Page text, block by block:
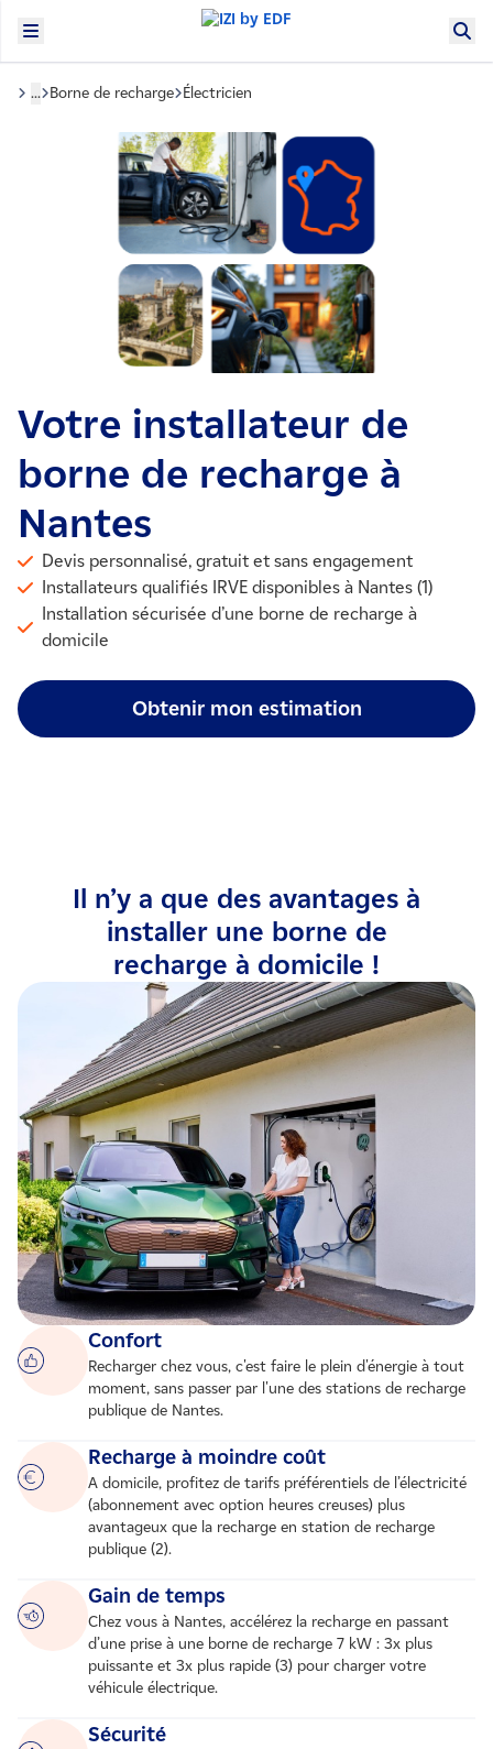
... Borne de recharge Électricien
Votre installateur de
borne de recharge à
Nantes
Devis personnalisé, gratuit et sans engagement
Installateurs qualifiés IRVE disponibles à Nantes (1)
Installation sécurisée d’une borne de recharge à
domicile
Obtenir mon estimation
Il n’y a que des avantages à
installer une borne de
recharge à domicile !
Confort
Recharger chez vous, c'est faire le plein d'énergie à tout
moment, sans passer par l'une des stations de recharge
publique de Nantes.
Recharge à moindre coût
A domicile, profitez de tarifs préférentiels de l’électricité
(abonnement avec option heures creuses) plus
avantageux que la recharge en station de recharge
publique (2).
Gain de temps
Chez vous à Nantes, accélérez la recharge en passant
d’une prise à une borne de recharge 7 kW : 3x plus
puissante et 3x plus rapide (3) pour charger votre
véhicule électrique.
Sécurité